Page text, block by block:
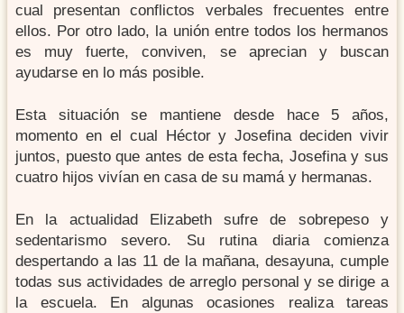
cual presentan conflictos verbales frecuentes entre
ellos. Por otro lado, la unión entre todos los hermanos
es muy fuerte, conviven, se aprecian y buscan
ayudarse en lo más posible.
Esta situación se mantiene desde hace 5 años,
momento en el cual Héctor y Josefina deciden vivir
juntos, puesto que antes de esta fecha, Josefina y sus
cuatro hijos vivían en casa de su mamá y hermanas.
En la actualidad Elizabeth sufre de sobrepeso y
sedentarismo severo. Su rutina diaria comienza
despertando a las 11 de la mañana, desayuna, cumple
todas sus actividades de arreglo personal y se dirige a
la escuela. En algunas ocasiones realiza tareas